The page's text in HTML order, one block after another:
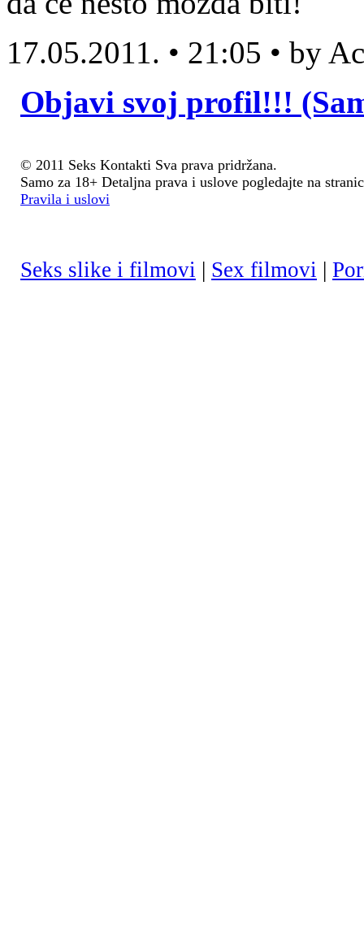
17.05.2011. • 21:05 • by
Objavi svoj profil!!!
© 2011 Seks Kontakti Sva prava pridržana.
Samo za 18+ Detaljna prava i uslove pogledajte na
Pravila i uslovi
Seks slike i filmovi | Sex filmovi |